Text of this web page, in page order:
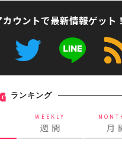
ウントで最新情報ゲット！
ランキング
WEEKLY
週 間 月